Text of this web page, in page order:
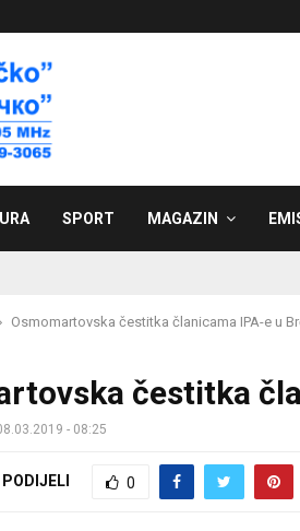
SPORT MAGAZIN
Osmomartovska čestitka članicama IPA-e u
čestitka
- 08:25
PODIJELI 0